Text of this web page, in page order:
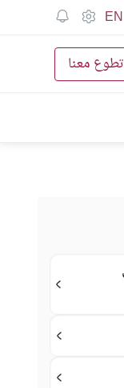
EN
تطوع معنا